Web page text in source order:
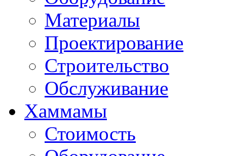
Материалы
Проектирование
Строительство
Обслуживание
Хаммамы
Стоимость